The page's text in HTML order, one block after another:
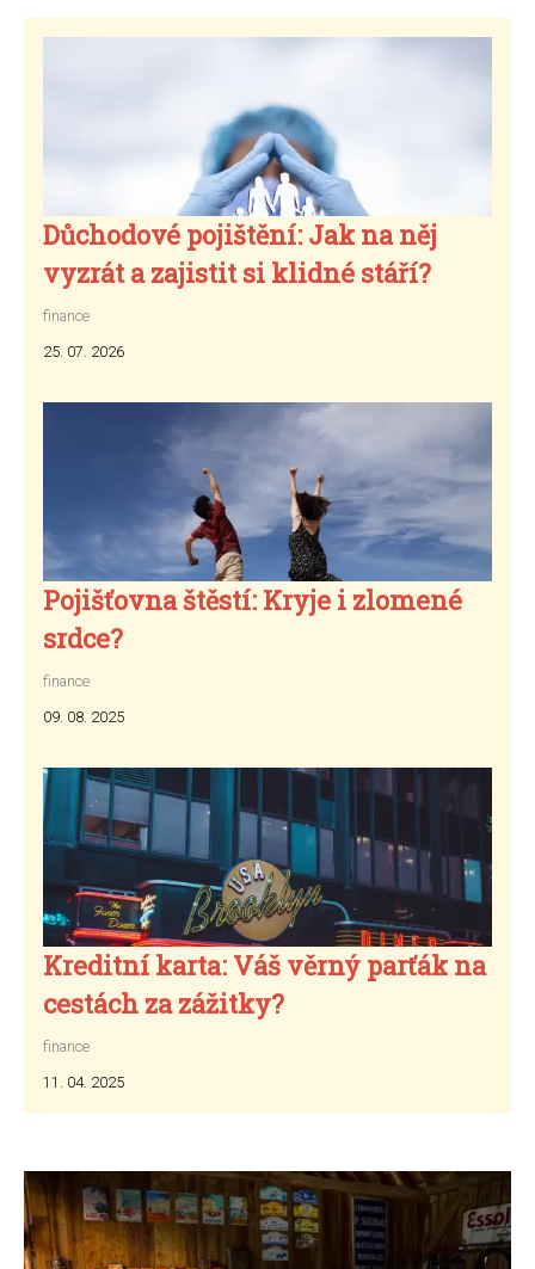
Důchodové pojištění: Jak na něj
vyzrát a zajistit si klidné stáří?
finance
25. 07. 2026
Pojišťovna štěstí: Kryje i zlomené
srdce?
finance
09. 08. 2025
Kreditní karta: Váš věrný parťák na
cestách za zážitky?
finance
11. 04. 2025